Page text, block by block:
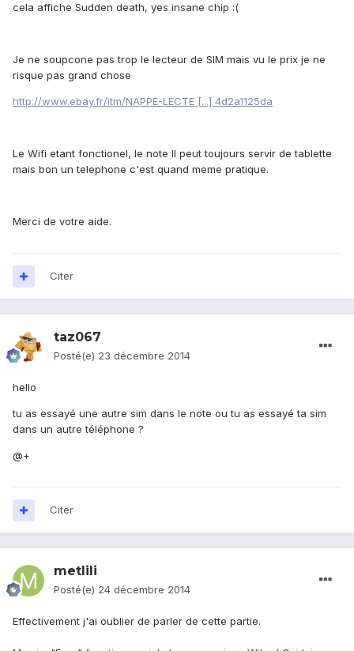
cela affiche Sudden death, yes insane chip :(
Je ne soupcone pas trop le lecteur de SIM mais vu le prix je ne
risque pas grand chose
http://www.ebay.fr/itm/NAPPE-LECTE [...] 4d2a1125da
Le Wifi etant fonctionel, le note II peut toujours servir de tablette
mais bon un telephone c'est quand meme pratique.
Merci de votre aide.
Citer
taz067
Posté(e) 23 décembre 2014
hello
tu as essayé une autre sim dans le note ou tu as essayé ta sim
dans un autre téléphone ?
@+
Citer
metlili
Posté(e) 24 décembre 2014
Effectivement j'ai oublier de parler de cette partie.